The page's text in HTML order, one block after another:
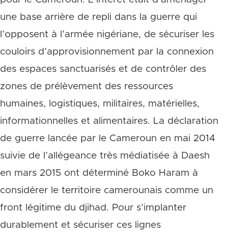
une base arrière de repli dans la guerre qui
l’opposent à l’armée nigériane, de sécuriser les
couloirs d’approvisionnement par la connexion
des espaces sanctuarisés et de contrôler des
zones de prélèvement des ressources
humaines, logistiques, militaires, matérielles,
informationnelles et alimentaires. La déclaration
de guerre lancée par le Cameroun en mai 2014
suivie de l’allégeance très médiatisée à Daesh
en mars 2015 ont déterminé Boko Haram à
considérer le territoire camerounais comme un
front légitime du djihad. Pour s’implanter
durablement et sécuriser ces lignes